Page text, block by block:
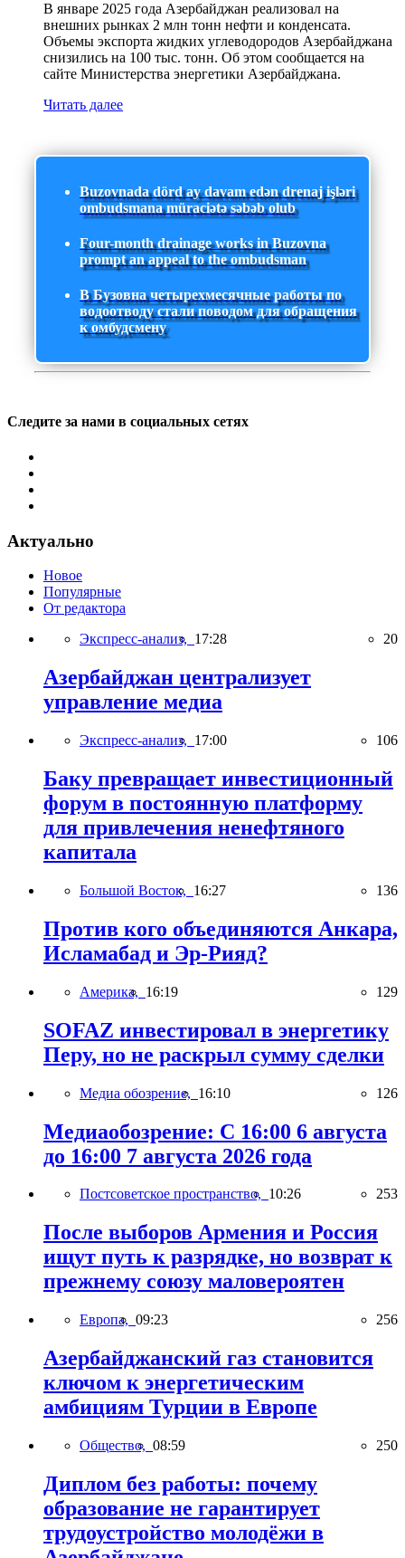
В январе 2025 года Азербайджан реализовал на
внешних рынках 2 млн тонн нефти и конденсата.
Объемы экспорта жидких углеводородов Азербайджана
снизились на 100 тыс. тонн. Об этом сообщается на
сайте Министерства энергетики Азербайджана.
Читать далее
Buzovnada dörd ay davam edən drenaj işləri
ombudsmana müraciətə səbəb olub
Four-month drainage works in Buzovna
prompt an appeal to the ombudsman
В Бузовна четырехмесячные работы по
водоотводу стали поводом для обращения
к омбудсмену
Следите за нами в социальных сетях
Актуально
Новое
Популярные
От редактора
Экспресс-анализ, 17:28 20
Азербайджан централизует
управление медиа
Экспресс-анализ, 17:00 106
Баку превращает инвестиционный
форум в постоянную платформу
для привлечения ненефтяного
капитала
Большой Восток, 16:27 136
Против кого объединяются Анкара,
Исламабад и Эр-Рияд?
Америка, 16:19 129
SOFAZ инвестировал в энергетику
Перу, но не раскрыл сумму сделки
Медиа обозрение, 16:10 126
Медиаобозрение: С 16:00 6 августа
до 16:00 7 августа 2026 года
Постсоветское пространство, 10:26 253
После выборов Армения и Россия
ищут путь к разрядке, но возврат к
прежнему союзу маловероятен
Европа, 09:23 256
Азербайджанский газ становится
ключом к энергетическим
амбициям Турции в Европе
Общество, 08:59 250
Диплом без работы: почему
образование не гарантирует
трудоустройство молодёжи в